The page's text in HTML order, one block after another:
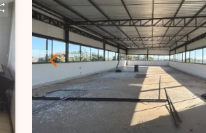
contato para mais